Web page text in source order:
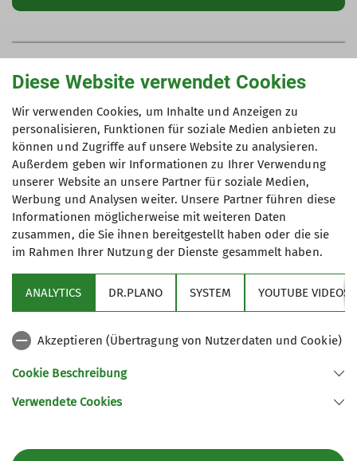
AGBs für die
Kursbuchung
Informationen über die Zahlungsmodalitäten,
Teilnahmebedingungen und
Stornierungsmodalitäten findest du in unseren
Kurs-AGBs.
Infos
Sektion Karlsruhe des Deutschen Alpenvereins (DAV) e.V.
Diese Website verwendet Cookies
Wir verwenden Cookies, um Inhalte und Anzeigen zu
personalisieren, Funktionen für soziale Medien anbieten zu
können und Zugriffe auf unsere Website zu analysieren.
Außerdem geben wir Informationen zu Ihrer Verwendung
unserer Website an unsere Partner für soziale Medien,
Werbung und Analysen weiter. Unsere Partner führen diese
Informationen möglicherweise mit weiteren Daten
zusammen, die Sie ihnen bereitgestellt haben oder die sie
im Rahmen Ihrer Nutzung der Dienste gesammelt haben.
ANALYTICS DR.PLANO SYSTEM YOUTUBE VIDEOS
Akzeptieren (Übertragung von Nutzerdaten und Cookie)
Cookie Beschreibung
Verwendete Cookies